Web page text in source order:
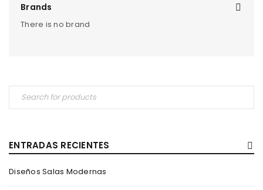
Brands
There is no brand
ENTRADAS RECIENTES
Diseños Salas Modernas